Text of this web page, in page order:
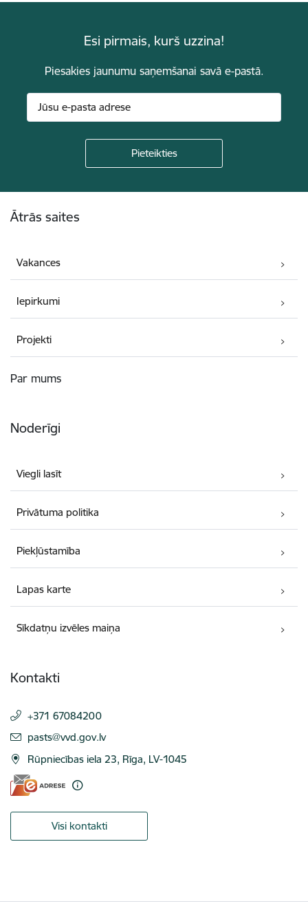
Esi pirmais, kurš uzzina!
Piesakies jaunumu saņemšanai savā e-pastā.
Ātrās saites
Vakances
Iepirkumi
Projekti
Par mums
Noderīgi
Viegli lasīt
Privātuma politika
Piekļūstamība
Lapas karte
Sīkdatņu izvēles maiņa
Kontakti
+371 67084200
E-pasts:
pasts@vvd.gov.lv
Rūpniecības iela 23, Rīga, LV-1045
Visi kontakti